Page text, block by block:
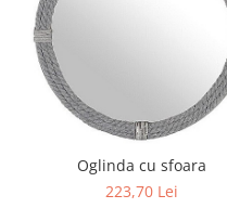
Oglinda cu sfoara
223,70 Lei